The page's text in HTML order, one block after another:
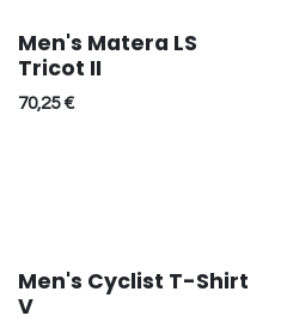
Men's Matera LS
Tricot II
70,25€
Réduction
Men's Cyclist T-Shirt
V